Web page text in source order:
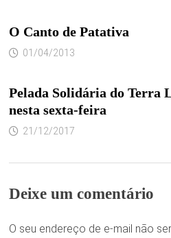
O Canto de Patativa
01/04/2013
Pelada Solidária do Terra
nesta sexta-feira
21/12/2017
Deixe um comentário
O seu endereço de e-mail não